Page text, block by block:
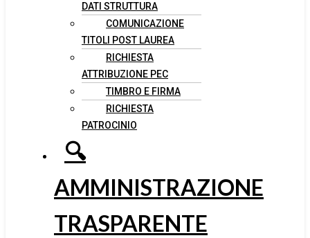
DATI STRUTTURA
COMUNICAZIONE
TITOLI POST LAUREA
RICHIESTA
ATTRIBUZIONE PEC
TIMBRO E FIRMA
RICHIESTA
PATROCINIO
🔍
AMMINISTRAZIONE
TRASPARENTE